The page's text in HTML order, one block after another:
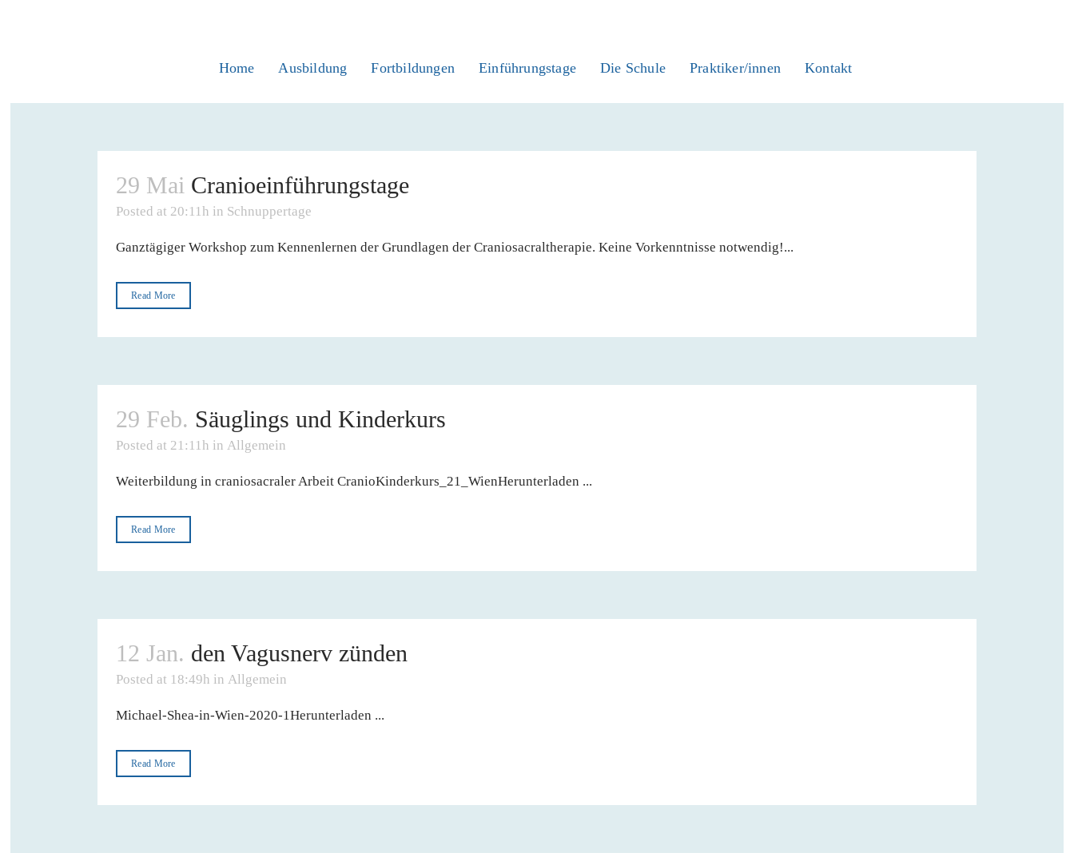
Home Ausbildung Fortbildungen Einführungstage Die Schule Praktiker/innen Kontakt
29 Mai Cranioeinführungstage
Posted at 20:11h in Schnuppertage
Ganztägiger Workshop zum Kennenlernen der Grundlagen der Craniosacraltherapie. Keine Vorkenntnisse notwendig!...
Read More
29 Feb. Säuglings und Kinderkurs
Posted at 21:11h in Allgemein
Weiterbildung in craniosacraler Arbeit CranioKinderkurs_21_WienHerunterladen ...
Read More
12 Jan. den Vagusnerv zünden
Posted at 18:49h in Allgemein
Michael-Shea-in-Wien-2020-1Herunterladen ...
Read More